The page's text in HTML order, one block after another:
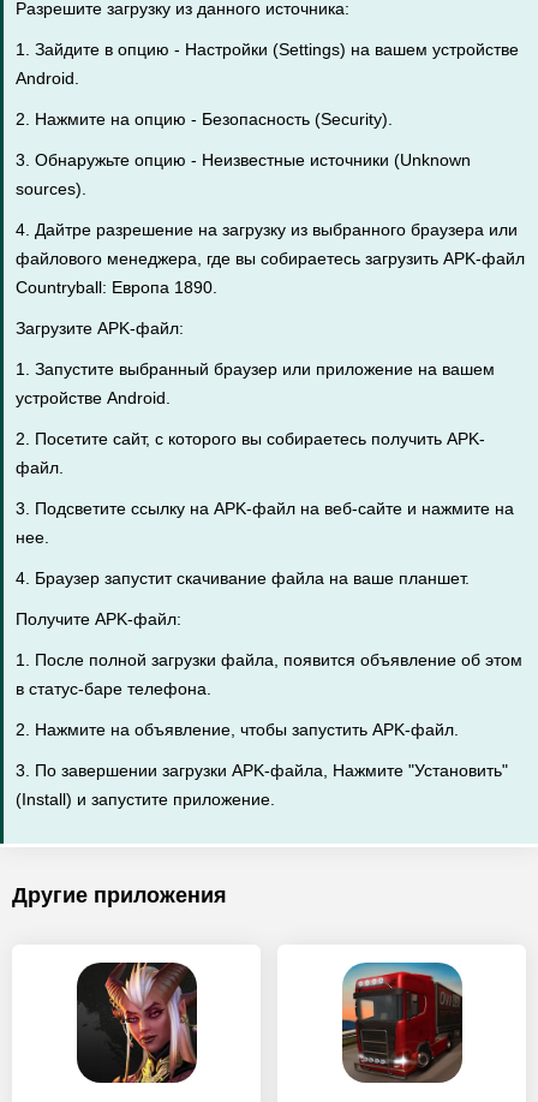
Разрешите загрузку из данного источника:
1. Зайдите в опцию - Настройки (Settings) на вашем устройстве
Android.
2. Нажмите на опцию - Безопасность (Security).
3. Обнаружьте опцию - Неизвестные источники (Unknown
sources).
4. Дайтре разрешение на загрузку из выбранного браузера или
файлового менеджера, где вы собираетесь загрузить APK-файл
Countryball: Европа 1890.
Загрузите APK-файл:
1. Запустите выбранный браузер или приложение на вашем
устройстве Android.
2. Посетите сайт, с которого вы собираетесь получить APK-
файл.
3. Подсветите ссылку на APK-файл на веб-сайте и нажмите на
нее.
4. Браузер запустит скачивание файла на ваше планшет.
Получите APK-файл:
1. После полной загрузки файла, появится объявление об этом
в статус-баре телефона.
2. Нажмите на объявление, чтобы запустить APK-файл.
3. По завершении загрузки APK-файла, Нажмите "Установить"
(Install) и запустите приложение.
Другие приложения